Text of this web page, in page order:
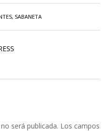
, SABANETA
será publicada. Los campos